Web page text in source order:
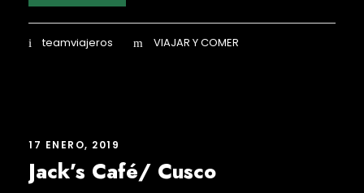
teamviajeros VIAJAR Y COMER
17 ENERO, 2019
Jack’s Café/ Cusco